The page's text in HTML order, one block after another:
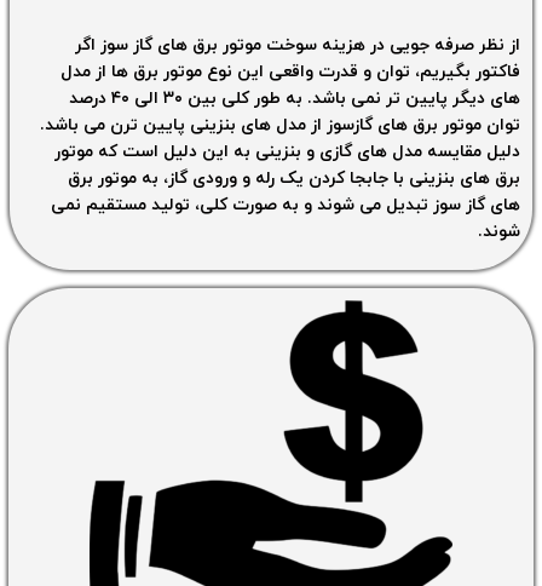
از نظر صرفه جویی در هزینه سوخت موتور برق های گاز سوز اگر
فاکتور بگیریم، توان و قدرت واقعی این نوع موتور برق ها از مدل
های دیگر پایین تر نمی باشد. به طور کلی بین ۳۰ الی ۴۰ درصد
توان موتور برق های گازسوز از مدل های بنزینی پایین ترن می باشد.
دلیل مقایسه مدل های گازی و بنزینی به این دلیل است که موتور
برق های بنزینی با جابجا کردن یک رله و ورودی گاز، به موتور برق
های گاز سوز تبدیل می شوند و به صورت کلی، تولید مستقیم نمی
شوند.